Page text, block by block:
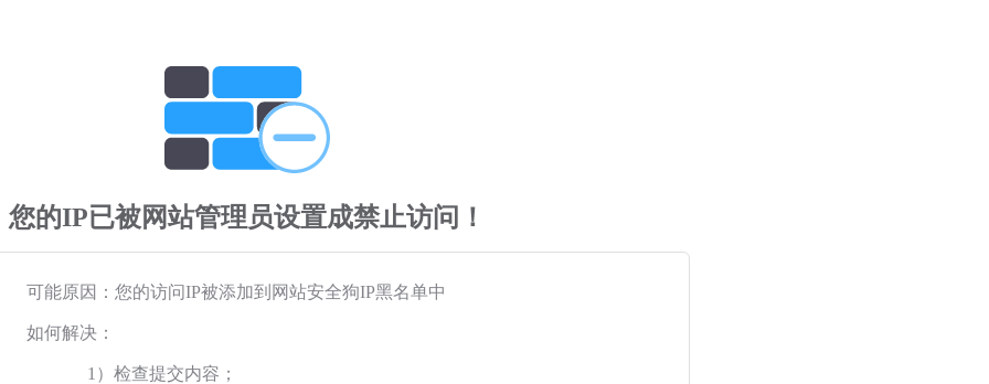
您的IP已被网站管理员设置成禁止访问！
可能原因：您的访问IP被添加到网站安全狗IP黑名单中
如何解决：
1）检查提交内容；